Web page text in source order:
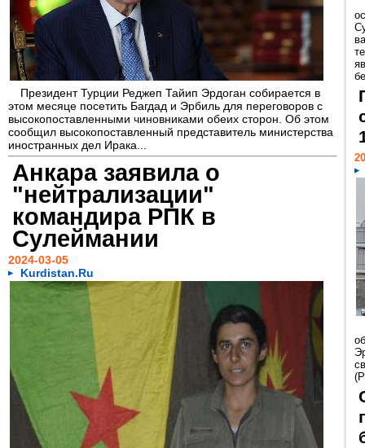
Президент Турции Реджеп Тайип Эрдоган собирается в
этом месяце посетить Багдад и Эрбиль для переговоров с
высокопоставленными чиновниками обеих сторон. Об этом
сообщил высокопоставленный представитель министерства
иностранных дел Ирака...
Анкара заявила о
"нейтрализации"
командира РПК в
Сулеймании
2024-03-05
Kurdistan.Ru